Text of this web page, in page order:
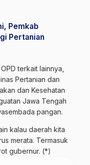
Pemkab
Pertanian
terkait lainnya,
Pertanian dan
dan Kesehatan
Jawa Tengah
pangan.
kalau daerah kita
merata. Termasuk
gubernur. (*)